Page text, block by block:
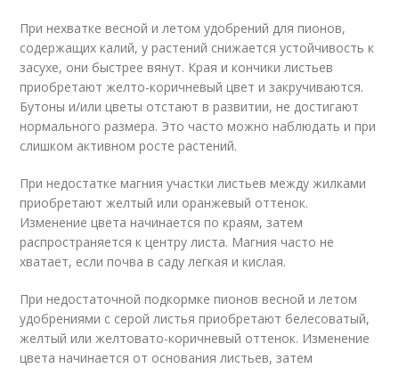
При нехватке весной и летом удобрений для пионов,
содержащих калий, у растений снижается устойчивость к
засухе, они быстрее вянут. Края и кончики листьев
приобретают желто-коричневый цвет и закручиваются.
Бутоны и/или цветы отстают в развитии, не достигают
нормального размера. Это часто можно наблюдать и при
слишком активном росте растений.
При недостатке магния участки листьев между жилками
приобретают желтый или оранжевый оттенок.
Изменение цвета начинается по краям, затем
распространяется к центру листа. Магния часто не
хватает, если почва в саду легкая и кислая.
При недостаточной подкормке пионов весной и летом
удобрениями с серой листья приобретают белесоватый,
желтый или желтовато-коричневый оттенок. Изменение
цвета начинается от основания листьев, затем